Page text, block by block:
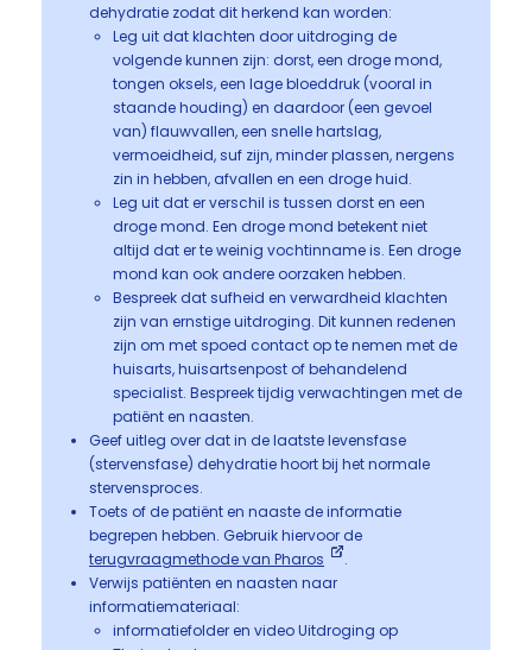
dehydratie zodat dit herkend kan worden:
Leg uit dat klachten door uitdroging de
volgende kunnen zijn: dorst, een droge mond,
tongen oksels, een lage bloeddruk (vooral in
staande houding) en daardoor (een gevoel
van) flauwvallen, een snelle hartslag,
vermoeidheid, suf zijn, minder plassen, nergens
zin in hebben, afvallen en een droge huid.
Leg uit dat er verschil is tussen dorst en een
droge mond. Een droge mond betekent niet
altijd dat er te weinig vochtinname is. Een droge
mond kan ook andere oorzaken hebben.
Bespreek dat sufheid en verwardheid klachten
zijn van ernstige uitdroging. Dit kunnen redenen
zijn om met spoed contact op te nemen met de
huisarts, huisartsenpost of behandelend
specialist. Bespreek tijdig verwachtingen met de
patiënt en naasten.
Geef uitleg over dat in de laatste levensfase
(stervensfase) dehydratie hoort bij het normale
stervensproces.
Toets of de patiënt en naaste de informatie
begrepen hebben. Gebruik hiervoor de
terugvraagmethode van Pharos
.
Verwijs patiënten en naasten naar
informatiemateriaal:
informatiefolder en video Uitdroging op